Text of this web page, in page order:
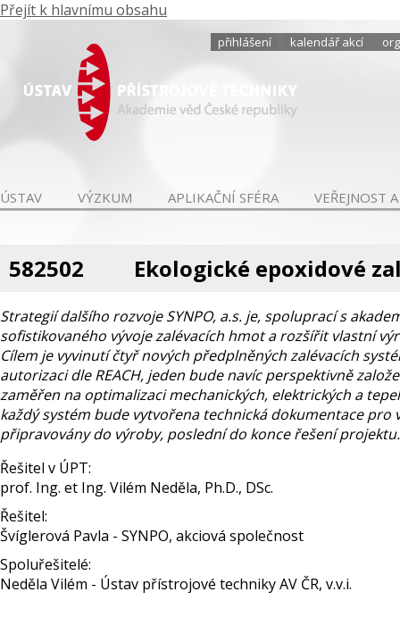
Přejít k hlavnímu obsahu
přihlášení kalendář akcí
ÚSTAV VÝZKUM APLIKAČNÍ SFÉRA VEŘEJNOST
582502 Ekologické epoxidové
Strategií dalšího rozvoje SYNPO, a.s. je, spoluprací s
sofistikovaného vývoje zalévacích hmot a rozšířit vlastní
Cílem je vyvinutí čtyř nových předplněných zalévacích
autorizaci dle REACH, jeden bude navíc perspektivně
zaměřen na optimalizaci mechanických, elektrických a
každý systém bude vytvořena technická dokumentace
připravovány do výroby, poslední do konce řešení projektu.
Řešitel v ÚPT:
prof. Ing. et Ing. Vilém Neděla, Ph.D., DSc.
Řešitel:
Švíglerová Pavla - SYNPO, akciová společnost
Spoluřešitelé:
Neděla Vilém - Ústav přístrojové techniky AV ČR, v.v.i.